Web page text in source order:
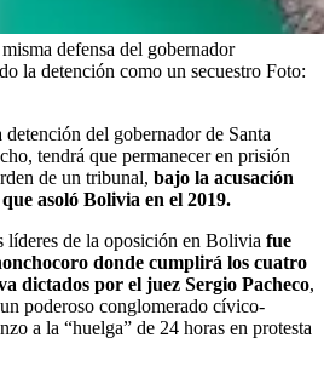
defensa del gobernador
la detención como un secuestro Foto:
detención del gobernador de Santa
tendrá que permanecer en prisión
de un tribunal, bajo la acusación
asoló Bolivia en el 2019.
líderes de la oposición en Bolivia fue
donde cumplirá los cuatro
dictados por el juez Sergio Pacheco,
poderoso conglomerado cívico-
a la “huelga” de 24 horas en protesta